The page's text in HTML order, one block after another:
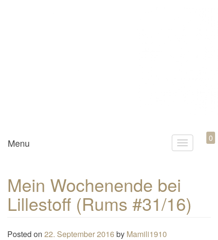
Mamili1910
T
l
e
Menu 0
Mein Wochenende bei
Lillestoff (Rums #31/16)
Posted on 22. September 2016 by Mamili1910